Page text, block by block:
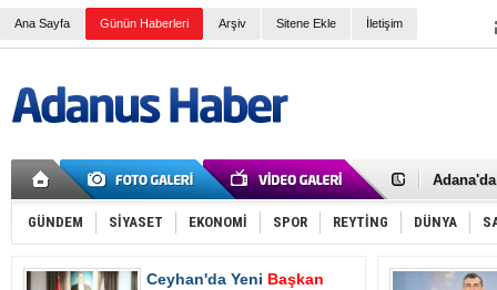
Ana Sayfa Günün Haberleri Arşiv Sitene Ekle İletişim
Çalışma
Devlet
SGK e-
Normal
GÜNDEM SİYASET EKONOMİ SPOR REYTİNG DÜNYA
Ceyhan'da Yeni Başkan